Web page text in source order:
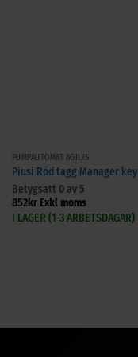
PUMPAUTOMAT AGILIS
Piusi Röd tagg Manager key
Betygsatt 0av 5
852krExkl moms
I LAGER (1-3 ARBETSDAGAR)